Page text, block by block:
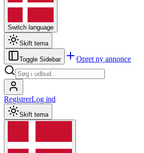
Switch language
Skift tema
Toggle Sidebar Opret ny annonce
RegistrerLog ind
Skift tema